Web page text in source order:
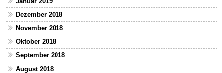
Dezember 2018
November 2018
Oktober 2018
September 2018
August 2018